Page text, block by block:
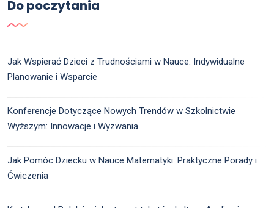
Do poczytania
Jak Wspierać Dzieci z Trudnościami w Nauce: Indywidualne
Planowanie i Wsparcie
Konferencje Dotyczące Nowych Trendów w Szkolnictwie
Wyższym: Innowacje i Wyzwania
Jak Pomóc Dziecku w Nauce Matematyki: Praktyczne Porady i
Ćwiczenia